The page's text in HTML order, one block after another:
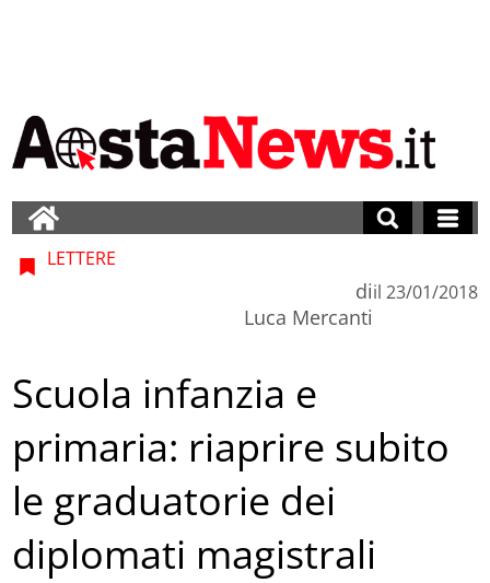
LETTERE
di
Luca Mercanti
il 23/01/2018
Scuola infanzia e
primaria: riaprire subito
le graduatorie dei
diplomati magistrali